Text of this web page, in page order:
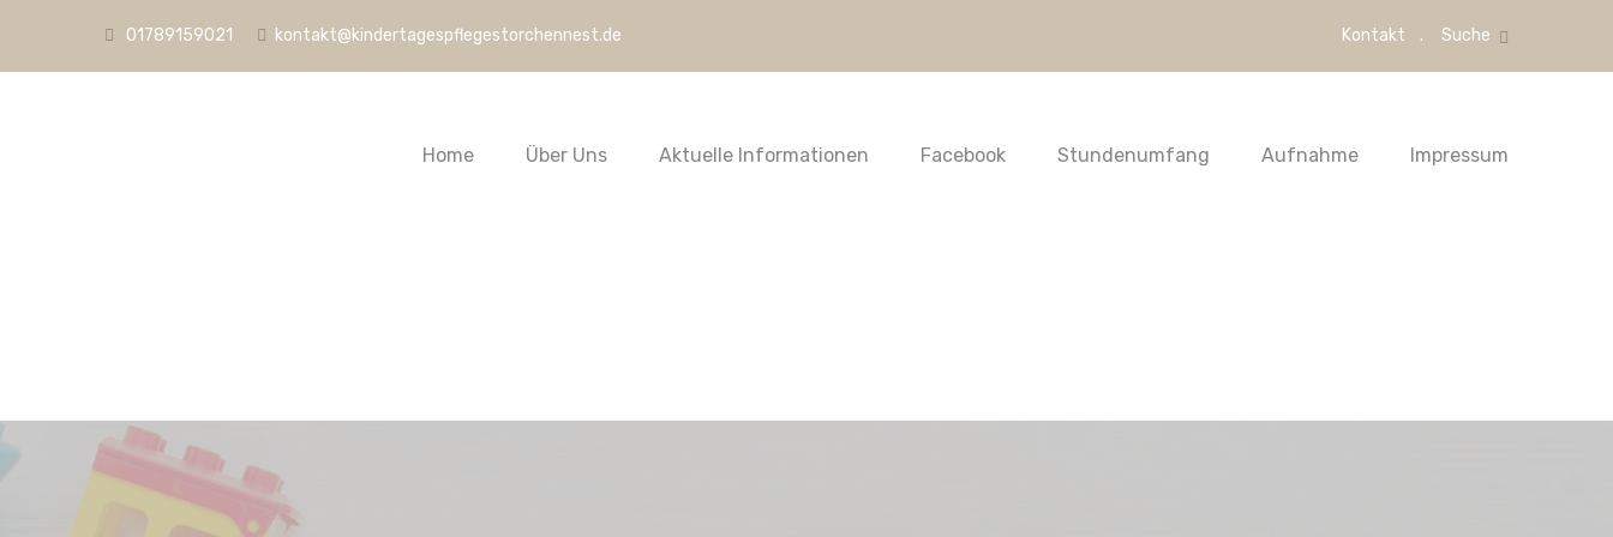
01789159021 kontakt@kindertagespflegestorchennest.de Kontakt Suche
Home Über Uns Aktuelle Informationen Facebook Stundenumfang Aufnahme Impressum